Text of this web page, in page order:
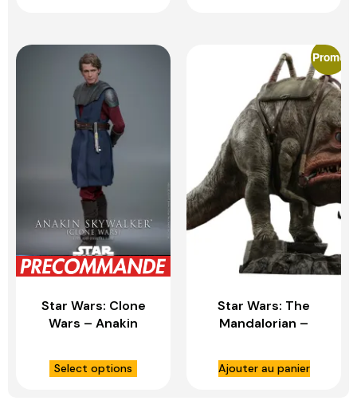
Star Wars: Clone
Wars – Anakin
TOYS
Select options
Promo
Star Wars: The
Mandalorian –
Figure – HOT TOYS
Ajouter au panier